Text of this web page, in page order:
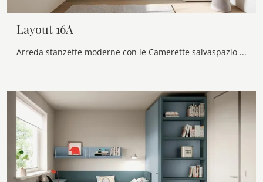
Layout 16A
Arreda stanzette moderne con le Camerette salvaspazio Doimo Cityline! Il modello Layout 16A in melaminico è per ragazzi.